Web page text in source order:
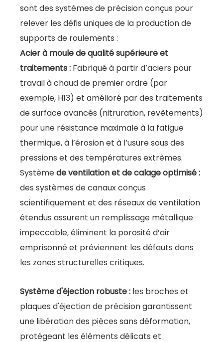
sont des systèmes de précision conçus pour
relever les défis uniques de la production de
supports de roulements :
Acier à moule de qualité supérieure et
traitements : Fabriqué à partir d’aciers pour
travail à chaud de premier ordre (par
exemple, H13) et amélioré par des traitements
de surface avancés (nitruration, revêtements)
pour une résistance maximale à la fatigue
thermique, à l’érosion et à l’usure sous des
pressions et des températures extrêmes.
Systèmede ventilation et de calage optimisé :
des systèmes de canaux conçus
scientifiquement et des réseaux de ventilation
étendus assurent un remplissage métallique
impeccable, éliminent la porosité d’air
emprisonné et préviennent les défauts dans
les zones structurelles critiques.
Système d'éjection robuste : les broches et
plaques d'éjection de précision garantissent
une libération des pièces sans déformation,
protégeant les éléments délicats et